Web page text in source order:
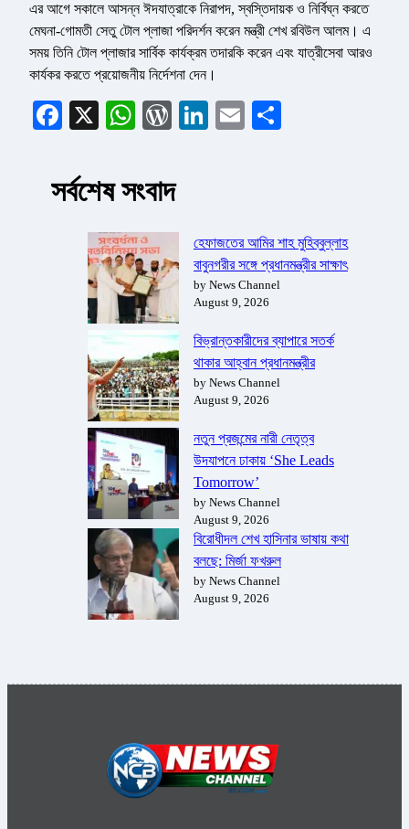
এর আগে সকালে আসন্ন ঈদযাত্রাকে নিরাপদ, স্বস্তিদায়ক ও নির্বিঘ্ন করতে
মেঘনা-গোমতী সেতু টোল প্লাজা পরিদর্শন করেন মন্ত্রী শেখ রবিউল আলম। এ
সময় তিনি টোল প্লাজার সার্বিক কার্যক্রম তদারকি করেন এবং যাত্রীসেবা আরও
কার্যকর করতে প্রয়োজনীয় নির্দেশনা দেন।
Facebook
X WhatsApp
WordPress
LinkedIn
Email
সর্বশেষ সংবাদ
হেফাজতের আমির শাহ মুহিব্বুল্লাহ
বাবুনগরীর সঙ্গে প্রধানমন্ত্রীর সাক্ষাৎ
by News Channel
August 9, 2026
বিভ্রান্তকারীদের ব্যাপারে সতর্ক
থাকার আহ্বান প্রধানমন্ত্রীর
by News Channel
August 9, 2026
নতুন প্রজন্মের নারী নেতৃত্ব
উদযাপনে ঢাকায় ‘She Leads
Tomorrow’
by News Channel
August 9, 2026
বিরোধীদল শেখ হাসিনার ভাষায় কথা
বলছে: মির্জা ফখরুল
by News Channel
August 9, 2026